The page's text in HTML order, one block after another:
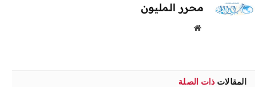
محرر المليون
موقع
المقالات ذات الصلة